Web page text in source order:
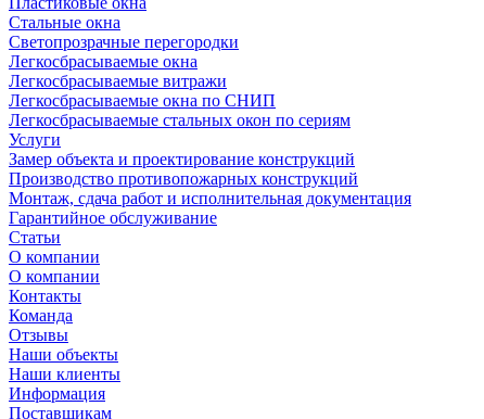
Стальные окна
Светопрозрачные перегородки
Легкосбрасываемые окна
Легкосбрасываемые витражи
Легкосбрасываемые окна по СНИП
Легкосбрасываемые стальных окон по сериям
Услуги
Замер объекта и проектирование конструкций
Производство противопожарных конструкций
Монтаж, сдача работ и исполнительная документация
Гарантийное обслуживание
Статьи
О компании
О компании
Контакты
Команда
Отзывы
Наши объекты
Наши клиенты
Информация
Поставщикам